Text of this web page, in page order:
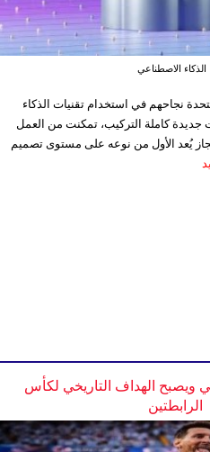
الذكاء الاصطناعي
نجاحهم في استخدام تقنيات الذكاء
كاملة التركيب، تمكنت من العمل
يُعد الأول من نوعه على مستوى تصميم
ويصبح الهداف التاريخي لكأس
الرابطتين